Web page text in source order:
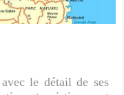
le détail de ses